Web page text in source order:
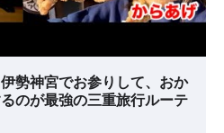
勢神宮でお参りして、おか
のが最強の三重旅行ルーテ